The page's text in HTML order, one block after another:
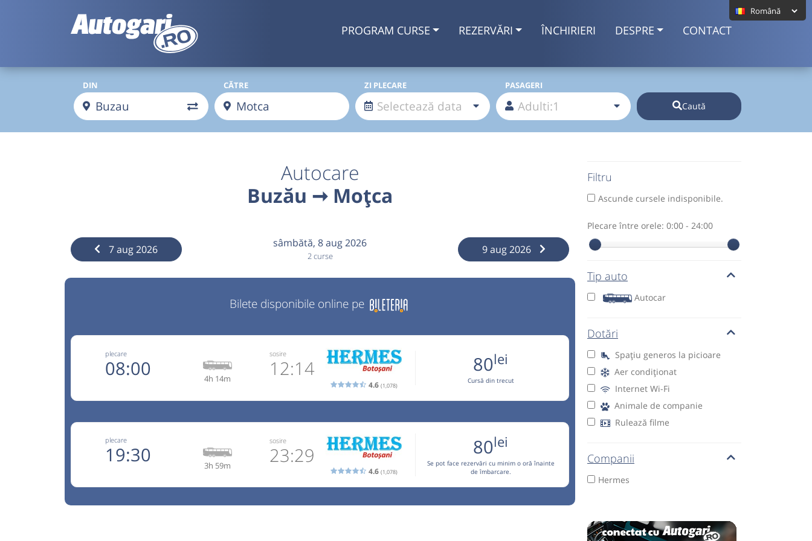
PROGRAM CURSE REZERVĂRI ÎNCHIRIERI DESPRE CONTACT
DIN CĂTRE ZI PLECARE PASAGERI
Caută
Filtru
Ascunde cursele indisponibile.
Plecare între orele: 0:00 - 24:00
Tip auto
Autocar
Dotări
Spațiu generos la picioare
Aer condiționat
Internet Wi-Fi
Animale de companie
Rulează filme
Companii
Hermes
Autocare
Buzău ➞ Moțca
7 aug 2026 sâmbătă, 8 aug 2026
2 curse 9 aug 2026
Bilete disponibile online pe
plecare
08:00 4h 14m
sosire
12:14
4.6 (1,078)
80lei
Cursă din trecut
Hermes
Opinii călători
Pagină operator
doar pentru plata online! (Reducerile nu se cumulează!!!).
plecare
19:30 3h 59m
sosire
23:29
4.6 (1,078)
80lei
Se pot face rezervări cu minim o oră înainte
de îmbarcare.
Hermes